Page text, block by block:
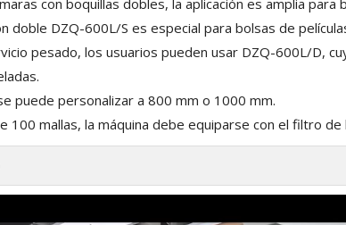
con boquillas dobles, la aplicación es amplia
doble DZQ-600L/S es especial para bolsas de
pesado, los usuarios pueden usar DZQ-600L/D,
puede personalizar a 800 mm o 1000 mm.
100 mallas, la máquina debe equiparse con el filtro